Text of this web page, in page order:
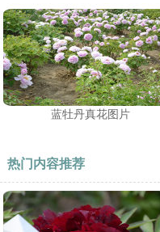
蓝牡丹真花图片
热门内容推荐